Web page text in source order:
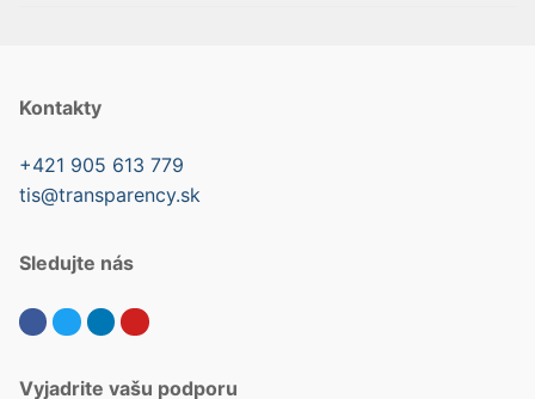
Kontakty
+421 905 613 779
tis@transparency.sk
Sledujte nás
Vyjadrite vašu podporu